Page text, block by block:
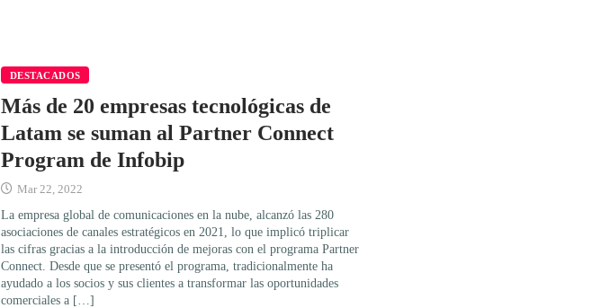
DESTACADOS
Más de 20 empresas tecnológicas de
Latam se suman al Partner Connect
Program de Infobip
Mar 22, 2022
La empresa global de comunicaciones en la nube, alcanzó las 280
asociaciones de canales estratégicos en 2021, lo que implicó triplicar
las cifras gracias a la introducción de mejoras con el programa Partner
Connect. Desde que se presentó el programa, tradicionalmente ha
ayudado a los socios y sus clientes a transformar las oportunidades
comerciales a […]